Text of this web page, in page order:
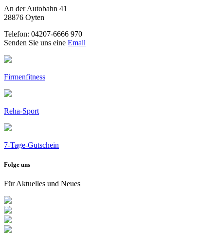
An der Autobahn 41
28876 Oyten
Telefon: 04207-6666 970
Senden Sie uns eine Email
Firmenfitness
Reha-Sport
7-Tage-Gutschein
Folge uns
Für Aktuelles und Neues